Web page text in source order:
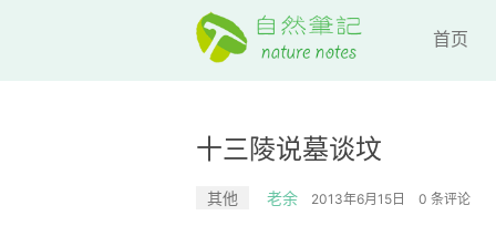
首页
十三陵说墓谈坟
其他 老余 2013年6月15日 0 条评论